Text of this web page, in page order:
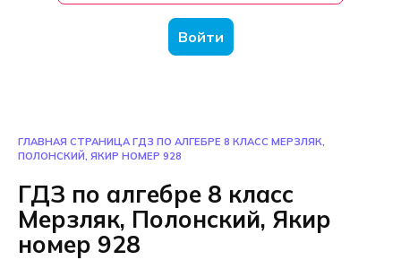
Войти
ГЛАВНАЯ СТРАНИЦА ГДЗ ПО АЛГЕБРЕ 8 КЛАСС МЕРЗЛЯК,
ПОЛОНСКИЙ, ЯКИР НОМЕР 928
ГДЗ по алгебре 8 класс
Мерзляк, Полонский, Якир
номер 928